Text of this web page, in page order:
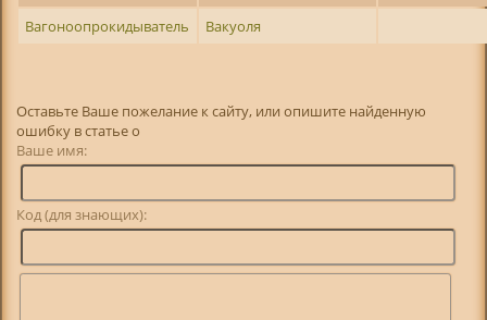
Вагоноопрокидыватель
Вакуоля
Оставьте Ваше пожелание к сайту, или опишите найденную
ошибку в статье о
Ваше имя:
Код (для знающих):